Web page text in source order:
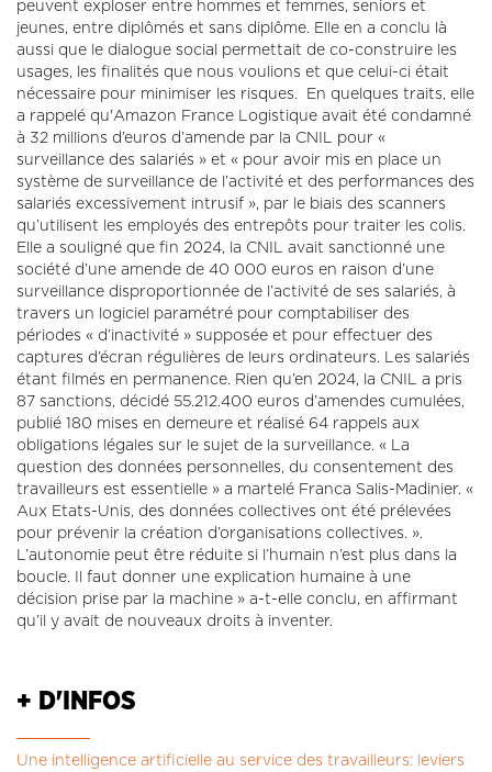
peuvent exploser entre hommes et femmes, seniors et
jeunes, entre diplômés et sans diplôme. Elle en a conclu là
aussi que le dialogue social permettait de co-construire les
usages, les finalités que nous voulions et que celui-ci était
nécessaire pour minimiser les risques. En quelques traits, elle
a rappelé qu'Amazon France Logistique avait été condamné
à 32 millions d’euros d’amende par la CNIL pour «
surveillance des salariés » et « pour avoir mis en place un
système de surveillance de l’activité et des performances des
salariés excessivement intrusif », par le biais des scanners
qu’utilisent les employés des entrepôts pour traiter les colis.
Elle a souligné que fin 2024, la CNIL avait sanctionné une
société d’une amende de 40 000 euros en raison d’une
surveillance disproportionnée de l’activité de ses salariés, à
travers un logiciel paramétré pour comptabiliser des
périodes « d’inactivité » supposée et pour effectuer des
captures d’écran régulières de leurs ordinateurs. Les salariés
étant filmés en permanence. Rien qu’en 2024, la CNIL a pris
87 sanctions, décidé 55.212.400 euros d’amendes cumulées,
publié 180 mises en demeure et réalisé 64 rappels aux
obligations légales sur le sujet de la surveillance. « La
question des données personnelles, du consentement des
travailleurs est essentielle » a martelé Franca Salis-Madinier. «
Aux Etats-Unis, des données collectives ont été prélevées
pour prévenir la création d’organisations collectives. ».
L’autonomie peut être réduite si l’humain n’est plus dans la
boucle. Il faut donner une explication humaine à une
décision prise par la machine » a-t-elle conclu, en affirmant
qu’il y avait de nouveaux droits à inventer.
+ D'INFOS
Une intelligence artificielle au service des travailleurs: leviers